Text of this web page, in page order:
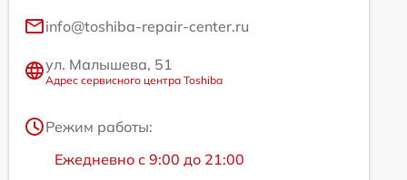
info@toshiba-repair-center.ru
ул. Малышева, 51
Адрес сервисного центра Toshiba
Режим работы:
Ежедневно с 9:00 до 21:00